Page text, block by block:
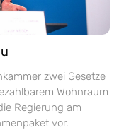
zwei Gesetze
Wohnraum
Regierung am
vor.